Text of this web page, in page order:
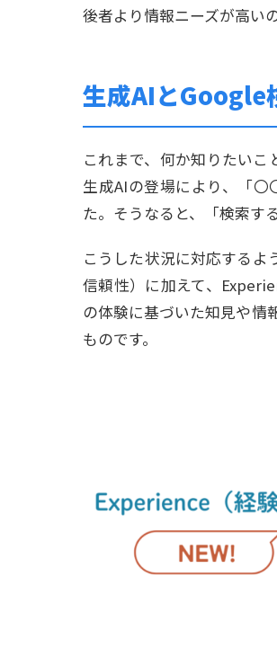
後者より情報ニーズが高い
生成AIとGoogle
これまで、何か知りたい
生成AIの登場により、「
た。そうなると、「検索す
こうした状況に対応するよ
信頼性）に加えて、
の体験に基づいた知見や情
ものです。